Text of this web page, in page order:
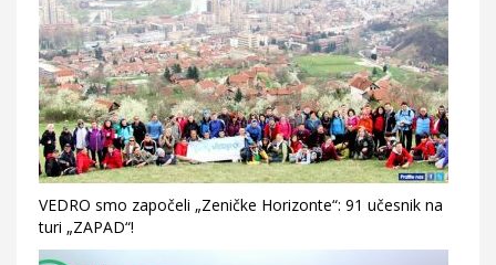
VEDRO smo započeli „Zeničke Horizonte“: 91 učesnik na
turi „ZAPAD“!